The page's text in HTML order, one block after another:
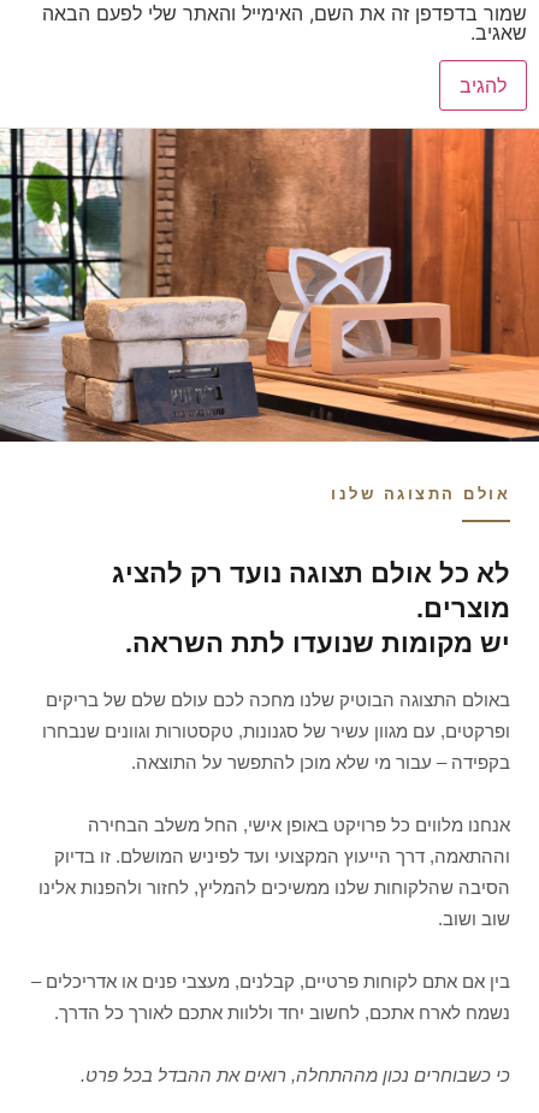
שמור בדפדפן זה את השם, האימייל והאתר שלי לפעם הבאה
שאגיב.
אולם התצוגה שלנו
לא כל אולם תצוגה נועד רק להציג
מוצרים.
יש מקומות שנועדו לתת השראה.
באולם התצוגה הבוטיק שלנו מחכה לכם עולם שלם של בריקים
ופרקטים, עם מגוון עשיר של סגנונות, טקסטורות וגוונים שנבחרו
בקפידה – עבור מי שלא מוכן להתפשר על התוצאה.
אנחנו מלווים כל פרויקט באופן אישי, החל משלב הבחירה
וההתאמה, דרך הייעוץ המקצועי ועד לפיניש המושלם. זו בדיוק
הסיבה שהלקוחות שלנו ממשיכים להמליץ, לחזור ולהפנות אלינו
שוב ושוב.
בין אם אתם לקוחות פרטיים, קבלנים, מעצבי פנים או אדריכלים –
נשמח לארח אתכם, לחשוב יחד וללוות אתכם לאורך כל הדרך.
כי כשבוחרים נכון מההתחלה, רואים את ההבדל בכל פרט.